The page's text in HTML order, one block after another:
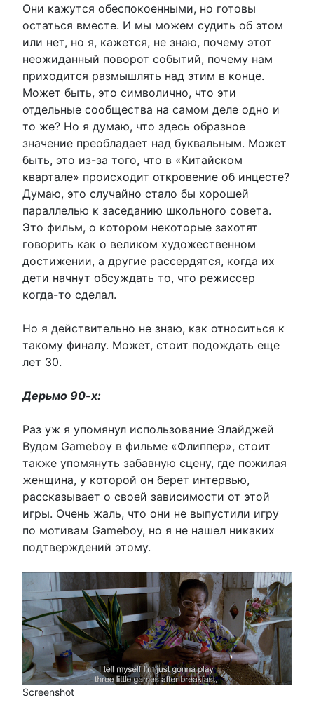
Они кажутся обеспокоенными, но готовы
остаться вместе. И мы можем судить об этом
или нет, но я, кажется, не знаю, почему этот
неожиданный поворот событий, почему нам
приходится размышлять над этим в конце.
Может быть, это символично, что эти
отдельные сообщества на самом деле одно и
то же? Но я думаю, что здесь образное
значение преобладает над буквальным. Может
быть, это из-за того, что в «Китайском
квартале» происходит откровение об инцесте?
Думаю, это случайно стало бы хорошей
параллелью к заседанию школьного совета.
Это фильм, о котором некоторые захотят
говорить как о великом художественном
достижении, а другие рассердятся, когда их
дети начнут обсуждать то, что режиссер
когда-то сделал.
Но я действительно не знаю, как относиться к
такому финалу. Может, стоит подождать еще
лет 30.
Дерьмо 90-х:
Раз уж я упомянул использование Элайджей
Вудом Gameboy в фильме «Флиппер», стоит
также упомянуть забавную сцену, где пожилая
женщина, у которой он берет интервью,
рассказывает о своей зависимости от этой
игры. Очень жаль, что они не выпустили игру
по мотивам Gameboy, но я не нашел никаких
подтверждений этому.
Screenshot